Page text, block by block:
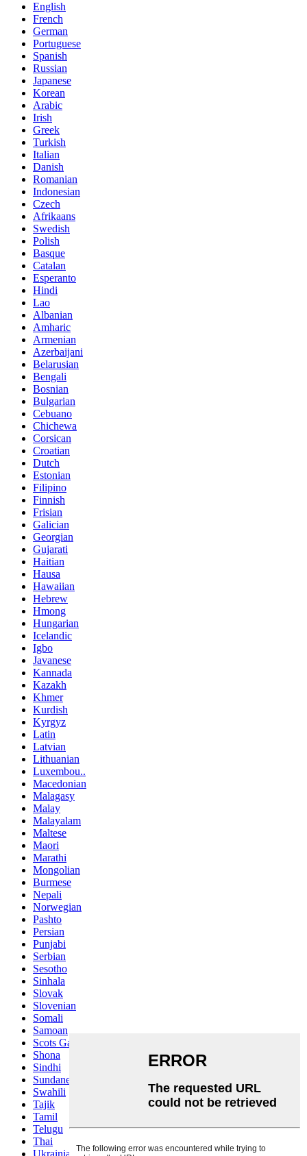
English
French
German
Portuguese
Spanish
Russian
Japanese
Korean
Arabic
Irish
Greek
Turkish
Italian
Danish
Romanian
Indonesian
Czech
Afrikaans
Swedish
Polish
Basque
Catalan
Esperanto
Hindi
Lao
Albanian
Amharic
Armenian
Azerbaijani
Belarusian
Bengali
Bosnian
Bulgarian
Cebuano
Chichewa
Corsican
Croatian
Dutch
Estonian
Filipino
Finnish
Frisian
Galician
Georgian
Gujarati
Haitian
Hausa
Hawaiian
Hebrew
Hmong
Hungarian
Icelandic
Igbo
Javanese
Kannada
Kazakh
Khmer
Kurdish
Kyrgyz
Latin
Latvian
Lithuanian
Luxembou..
Macedonian
Malagasy
Malay
Malayalam
Maltese
Maori
Marathi
Mongolian
Burmese
Nepali
Norwegian
Pashto
Persian
Punjabi
Serbian
Sesotho
Sinhala
Slovak
Slovenian
Somali
Samoan
Scots Gaelic
Shona
Sindhi
Sundanese
Swahili
Tajik
Tamil
Telugu
Thai